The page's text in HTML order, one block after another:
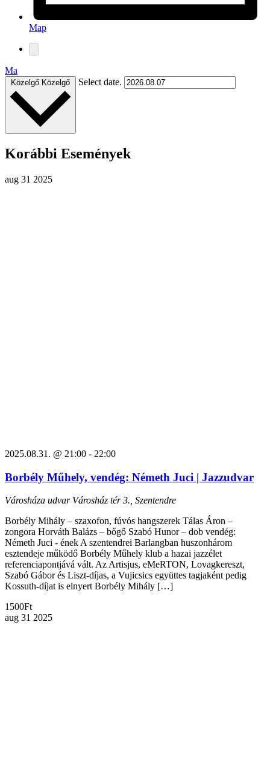
Map
Ma
Közelgő Közelgő Select date.
Korábbi Események
aug 31 2025
2025.08.31. @ 21:00 - 22:00
Borbély Műhely, vendég: Németh Juci | Jazzudvar
Városháza udvar Városház tér 3., Szentendre
Borbély Mihály – szaxofon, fúvós hangszerek Tálas Áron –
zongora Horváth Balázs – bőgő Szabó Hunor – dob vendég:
Németh Juci - ének A szentendrei Barlangban huszonhárom
esztendeje működő Borbély Műhely klub a hazai jazzélet
referenciapontjává vált. Az Artisjus, eMeRTON, Lovagkereszt,
Szabó Gábor és Liszt-díjas, a Vujicsics együttes tagjaként pedig
Kossuth-díjat is elnyert Borbély Mihály […]
1500Ft
aug 31 2025